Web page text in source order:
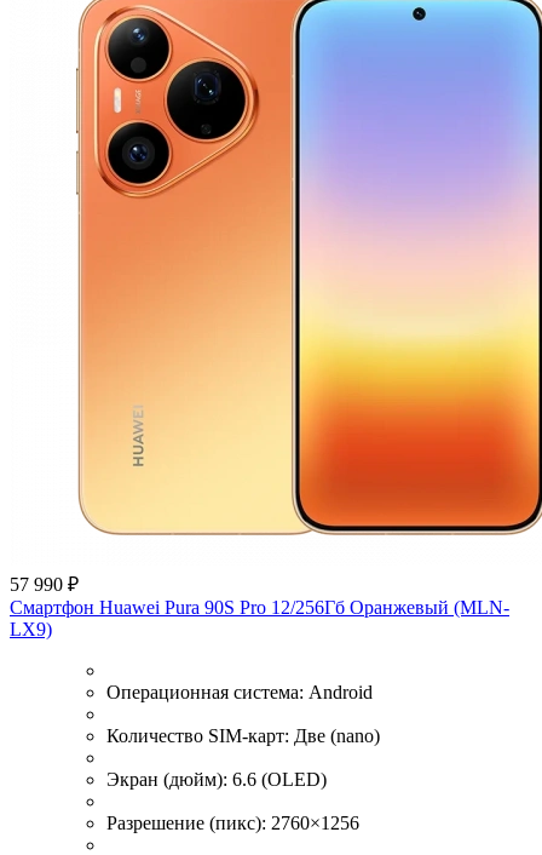
57 990 ₽
Смартфон Huawei Pura 90S Pro 12/256Гб Оранжевый (MLN-
LX9)
Операционная система: Android
Количество SIM-карт: Две (nano)
Экран (дюйм): 6.6 (OLED)
Разрешение (пикс): 2760×1256